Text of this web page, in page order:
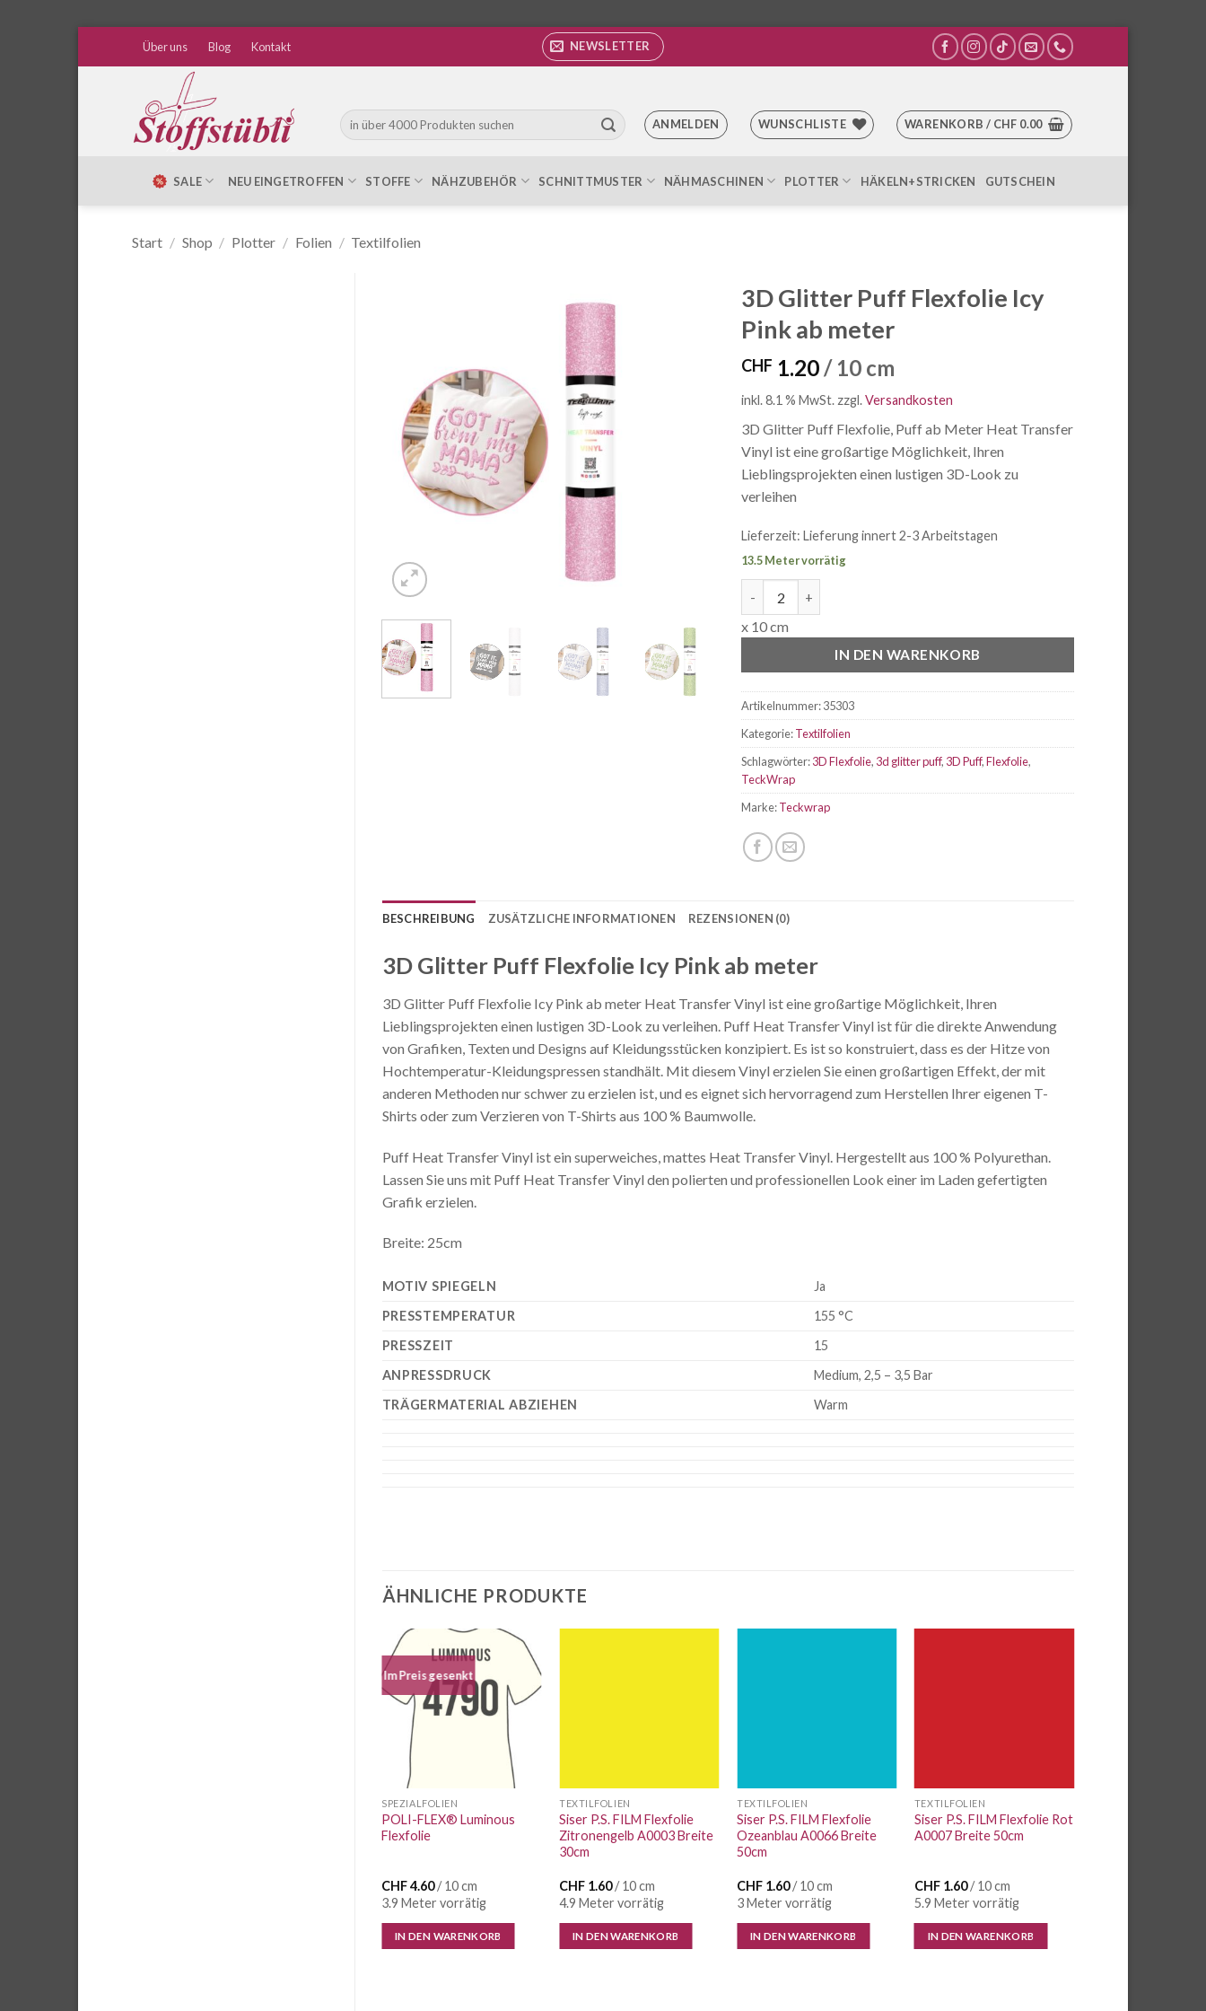
Über uns Blog Kontakt NEWSLETTER
Suche
nach:
ANMELDEN WUNSCHLISTE WARENKORB / CHF 0.00
SALE NEU EINGETROFFEN STOFFE NÄHZUBEHÖR SCHNITTMUSTER NÄHMASCHINEN PLOTTER HÄKELN+STRICKEN GUTSCHEIN
Start / Shop / Plotter / Folien / Textilfolien
3D Glitter Puff Flexfolie Icy
Pink ab meter
CHF 1.20 / 10 cm
inkl. 8.1 % MwSt. zzgl.Versandkosten
3D Glitter Puff Flexfolie, Puff ab Meter Heat Transfer
Vinyl ist eine großartige Möglichkeit, Ihren
Lieblingsprojekten einen lustigen 3D-Look zu
verleihen
Lieferzeit:Lieferung innert 2-3 Arbeitstagen
13.5 Meter vorrätig
x 10 cm
IN DEN WARENKORB
Artikelnummer:35303
Kategorie:Textilfolien
Schlagwörter:3D Flexfolie, 3d glitter puff, 3D Puff,Flexfolie,
TeckWrap
Marke:Teckwrap
BESCHREIBUNG ZUSÄTZLICHE INFORMATIONEN REZENSIONEN (0)
3D Glitter Puff Flexfolie Icy Pink ab meter
3D Glitter Puff Flexfolie Icy Pink ab meter Heat Transfer Vinyl ist eine großartige Möglichkeit, Ihren
Lieblingsprojekten einen lustigen 3D-Look zu verleihen. Puff Heat Transfer Vinyl ist für die direkte Anwendung
von Grafiken, Texten und Designs auf Kleidungsstücken konzipiert. Es ist so konstruiert, dass es der Hitze von
Hochtemperatur-Kleidungspressen standhält. Mit diesem Vinyl erzielen Sie einen großartigen Effekt, der mit
anderen Methoden nur schwer zu erzielen ist, und es eignet sich hervorragend zum Herstellen Ihrer eigenen T-
Shirts oder zum Verzieren von T-Shirts aus 100 % Baumwolle.
Puff Heat Transfer Vinyl ist ein superweiches, mattes Heat Transfer Vinyl. Hergestellt aus 100 % Polyurethan.
Lassen Sie uns mit Puff Heat Transfer Vinyl den polierten und professionellen Look einer im Laden gefertigten
Grafik erzielen.
Breite: 25cm
MOTIV SPIEGELN
Ja
PRESSTEMPERATUR
155 °C
PRESSZEIT
15
ANPRESSDRUCK
Medium, 2,5 – 3,5 Bar
TRÄGERMATERIAL ABZIEHEN
Warm
ÄHNLICHE PRODUKTE
Im Preis gesenkt
Auf die
Wunschliste
SPEZIALFOLIEN
POLI-FLEX® Luminous
Flexfolie
CHF4.60/ 10 cm
3.9 Meter vorrätig
IN DEN WARENKORB
TEXTILFOLIEN
Siser P.S. FILM Flexfolie
Zitronengelb A0003 Breite
30cm
CHF 1.60/ 10 cm
4.9 Meter vorrätig
IN DEN WARENKORB
TEXTILFOLIEN
Siser P.S. FILM Flexfolie
Ozeanblau A0066 Breite
50cm
CHF 1.60/ 10 cm
3 Meter vorrätig
IN DEN WARENKORB
TEXTILFOLIEN
Siser P.S. FILM Flexfolie Rot
A0007 Breite 50cm
CHF1.60/ 10 cm
5.9 Meter vorrätig
IN DEN WARENKORB